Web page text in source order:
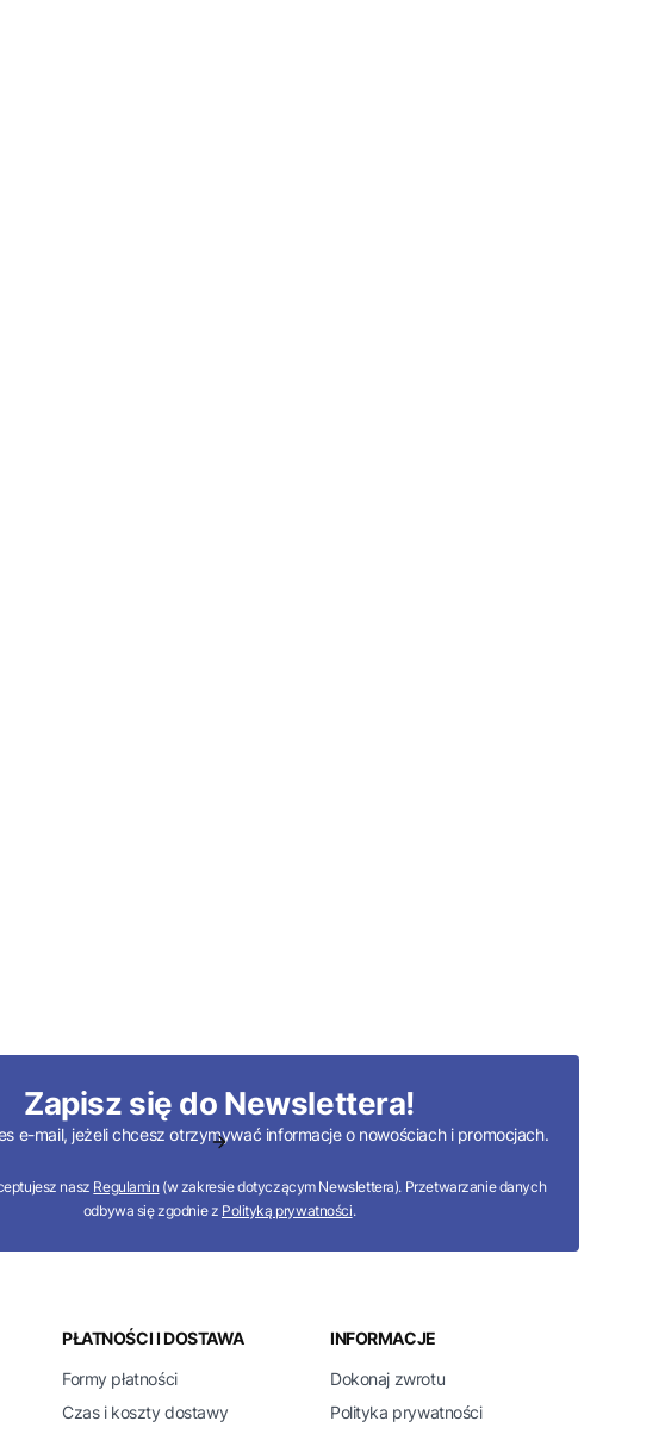
Zapisz się do Newslettera!
e-mail, jeżeli chcesz otrzymywać informacje o nowościach i promocjach.
nasz Regulamin (w zakresie dotyczącym Newslettera). Przetwarzanie danych
odbywa się zgodnie z Polityką prywatności.
PŁATNOŚCI I DOSTAWA
Formy płatności
Czas i koszty dostawy
INFORMACJE
Dokonaj zwrotu
Polityka prywatności